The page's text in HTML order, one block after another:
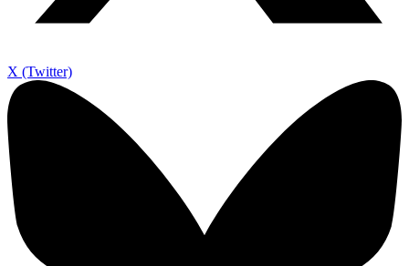
X (Twitter)